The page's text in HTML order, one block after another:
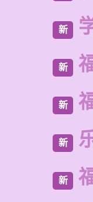
新
新
新
新
新